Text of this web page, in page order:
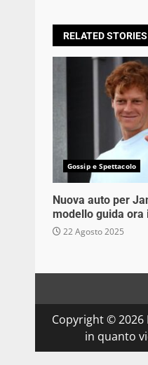
RELATED STORIES
Gossip e Spettacolo
Nuova auto per
modello guida ora
22 Agosto 2025
Copyright © 2026
in quanto